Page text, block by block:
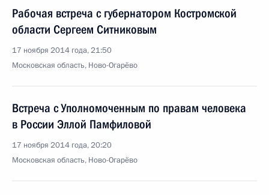
Рабочая встреча с губернатором Костромской
области Сергеем Ситниковым
17 ноября 2014 года, 21:50
Московская область, Ново-Огарёво
Встреча с Уполномоченным по правам человека
в России Эллой Памфиловой
17 ноября 2014 года, 20:20
Московская область, Ново-Огарёво